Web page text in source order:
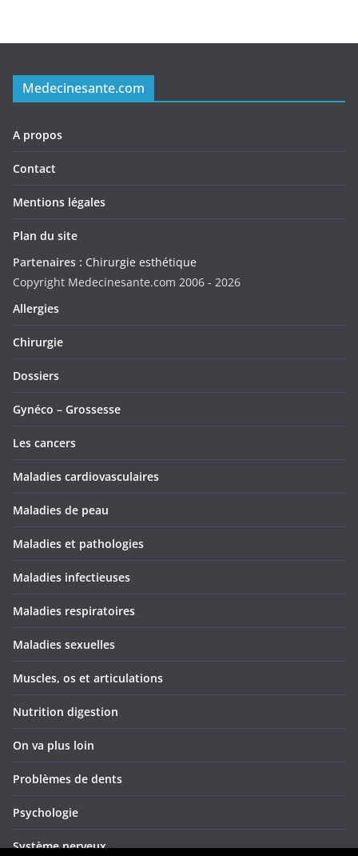
Medecinesante.com
A propos
Contact
Mentions légales
Plan du site
Partenaires : Chirurgie esthétique
Copyright Medecinesante.com 2006 - 2026
Allergies
Chirurgie
Dossiers
Gynéco – Grossesse
Les cancers
Maladies cardiovasculaires
Maladies de peau
Maladies et pathologies
Maladies infectieuses
Maladies respiratoires
Maladies sexuelles
Muscles, os et articulations
Nutrition digestion
On va plus loin
Problèmes de dents
Psychologie
Système nerveux